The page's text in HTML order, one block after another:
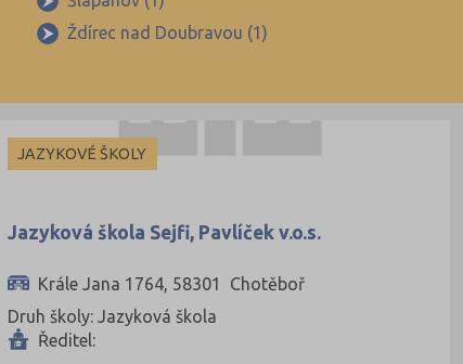
Ždírec nad Doubravou (1)
JAZYKOVÉ ŠKOLY
Jazyková škola Sejfi, Pavlíček v.o.s.
Krále Jana 1764, 58301 Chotěboř
Druh školy: Jazyková škola
Ředitel: